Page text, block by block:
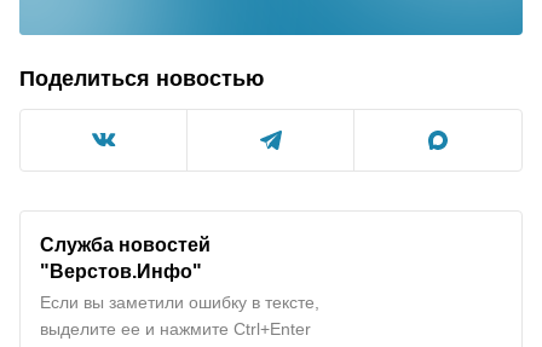
Поделиться новостью
Служба новостей
"Верстов.Инфо"
Если вы заметили ошибку в тексте,
выделите ее и нажмите Ctrl+Enter